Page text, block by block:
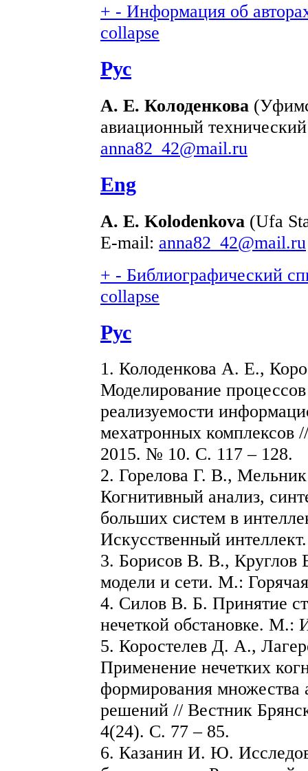
+ - Информация об
collapse
Рус
А. Е. Колоденкова
авиационный
anna82_42@mail.ru
Eng
A. E. Kolodenkova (Ufa
E-mail: anna82_42@mail.ru
+ - Библиографический
collapse
Рус
1. Колоденкова А. Е.,
Моделирование
реализуемости
мехатронных
2015. № 10. С. 117 – 128.
2. Горелова Г. В.,
Когнитивный анализ,
больших систем в
Искусственный
3. Борисов В. В.,
модели и сети. М.:
4. Силов В. Б. Принятие
нечеткой обстановке.
5. Коростелев Д. А.,
Применение нечетких
формирования множества
решений // Вестник
4(24). С. 77 – 85.
6. Казанин И. Ю.